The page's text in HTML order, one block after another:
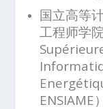
国立高等
工程师学
ENSIAME）